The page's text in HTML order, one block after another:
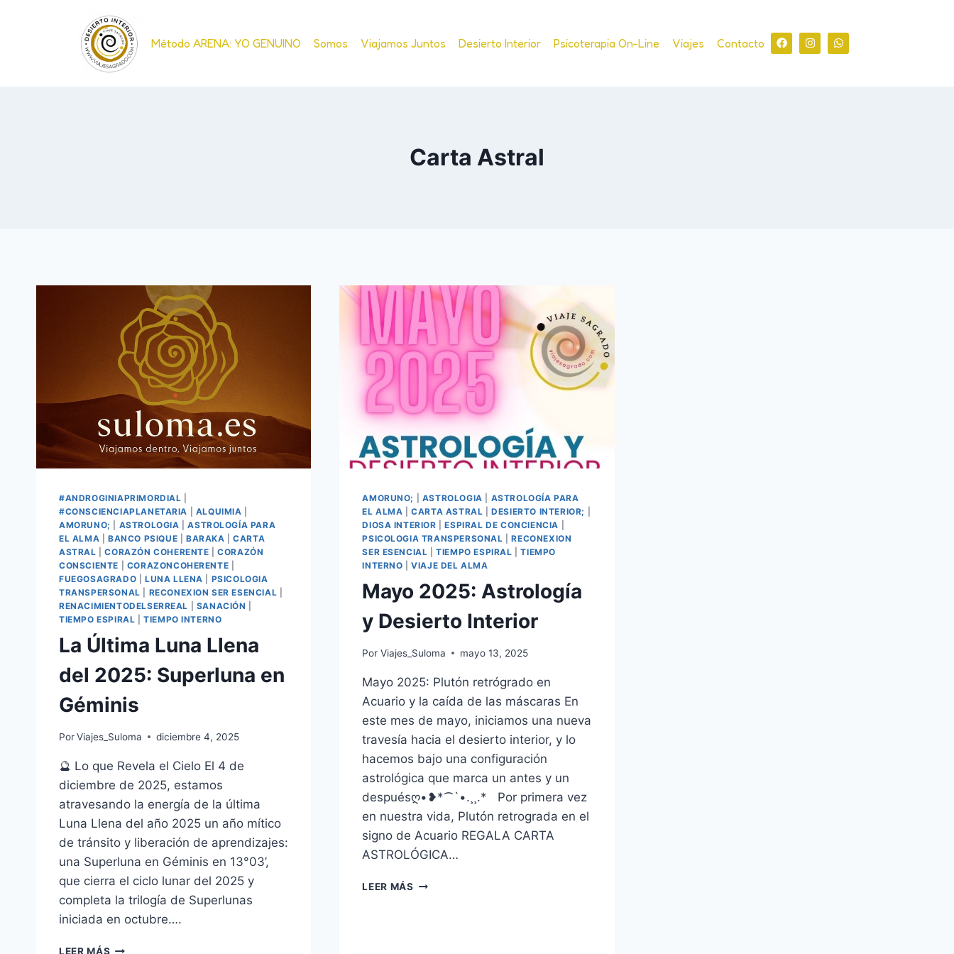
Método ARENA: YO GENUINO Somos Viajamos Juntos Desierto Interior Psicoterapia On-Line Viajes Contacto
Carta Astral
#ANDROGINIAPRIMORDIAL
#CONSCIENCIAPLANETARIA
ALQUIMIA
AMORUNO;
ASTROLOGIA |ASTROLOGÍA PARA
EL ALMA
BANCO PSIQUE BARAKA |CARTA
ASTRAL |CORAZÓN COHERENTE |CORAZÓN
CONSCIENTE
CORAZONCOHERENTE
FUEGOSAGRADO
LUNA LLENA
PSICOLOGIA
TRANSPERSONAL
RECONEXION SER ESENCIAL
RENACIMIENTODELSERREAL
SANACIÓN
TIEMPO ESPIRAL |TIEMPO INTERNO
La Última Luna Llena
del 2025: Superluna en
Géminis
PorViajes_Suloma diciembre 4, 2025
🔮 Lo que Revela el Cielo El 4 de
diciembre de 2025, estamos
atravesando la energía de la última
Luna Llena del año 2025 un año mítico
de tránsito y liberación de aprendizajes:
una Superluna en Géminis en 13°03’,
que cierra el ciclo lunar del 2025 y
completa la trilogía de Superlunas
iniciada en octubre….
LEER MÁS
AMORUNO; ASTROLOGIA
ASTROLOGÍA PARA
EL ALMA |CARTA ASTRAL |DESIERTO INTERIOR;
DIOSA INTERIOR |ESPIRAL DE CONCIENCIA
PSICOLOGIA TRANSPERSONAL |RECONEXION
SER ESENCIAL |TIEMPO ESPIRAL |TIEMPO
INTERNO |VIAJE DEL ALMA
Mayo 2025: Astrología
y Desierto Interior
Por Viajes_Suloma mayo 13, 2025
Mayo 2025: Plutón retrógrado en
Acuario y la caída de las máscaras En
este mes de mayo, iniciamos una nueva
travesía hacia el desierto interior, y lo
hacemos bajo una configuración
astrológica que marca un antes y un
despuésღ•❥*⁀`•.¸¸.* Por primera vez
en nuestra vida, Plutón retrograda en el
signo de Acuario REGALA CARTA
ASTROLÓGICA…
LEER MÁS